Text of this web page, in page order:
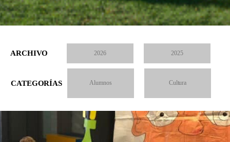
ARCHIVO 2026 2025
CATEGORÍAS Alumnos Cultura